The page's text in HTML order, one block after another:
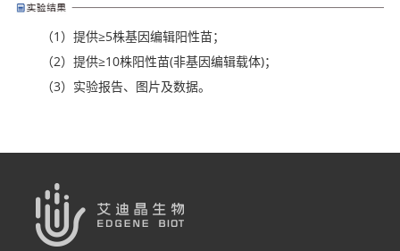
（1）提供≥5株基因编辑阳性苗；
（2）提供≥10株阳性苗(非基因编辑载体)；
（3）实验报告、图片及数据。